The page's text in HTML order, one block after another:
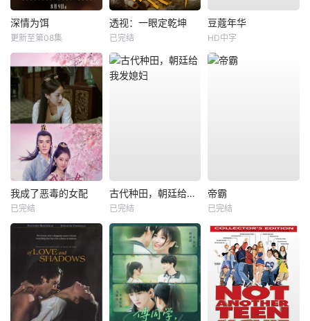
深情为饵
更新至第08集
透视：一眼定乾坤
已完结
豆蔻年华
HD中字
我成了恶毒的女配
已完结
古代种田，朝廷给我发媳妇
已完结
帝霸
已完结